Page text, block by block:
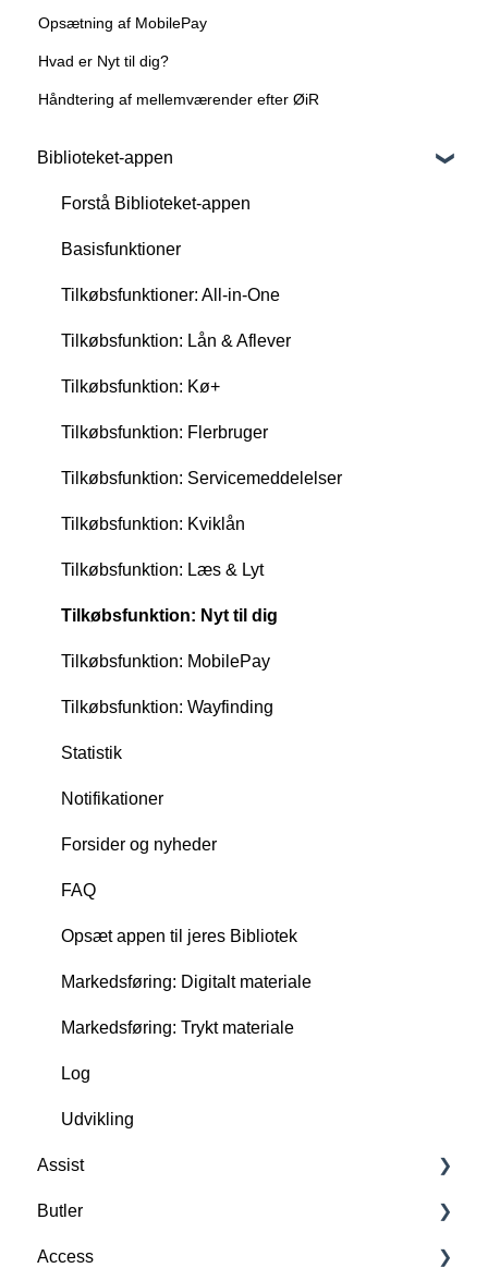
Opsætning af MobilePay
Hvad er Nyt til dig?
Håndtering af mellemværender efter ØiR
Biblioteket-appen
Forstå Biblioteket-appen
Basisfunktioner
Tilkøbsfunktioner: All-in-One
Tilkøbsfunktion: Lån & Aflever
Tilkøbsfunktion: Kø+
Tilkøbsfunktion: Flerbruger
Tilkøbsfunktion: Servicemeddelelser
Tilkøbsfunktion: Kviklån
Tilkøbsfunktion: Læs & Lyt
Tilkøbsfunktion: Nyt til dig
Tilkøbsfunktion: MobilePay
Tilkøbsfunktion: Wayfinding
Statistik
Notifikationer
Forsider og nyheder
FAQ
Opsæt appen til jeres Bibliotek
Markedsføring: Digitalt materiale
Markedsføring: Trykt materiale
Log
Udvikling
Assist
Forstå Assist
Scan, opret og slet RFID-tags
Butler
Forstå Butler
Access